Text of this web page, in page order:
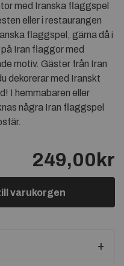
med Iranska flaggspel
eller i restaurangen
flaggspel, gärna då i
Iran flaggor med
motiv. Gäster från Iran
dekorerar med Iranskt
I hemmabaren eller
några Iran flaggspel
249,00kr
varukorgen